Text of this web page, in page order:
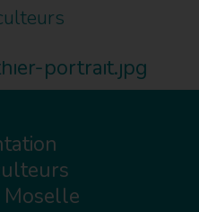
Moselle